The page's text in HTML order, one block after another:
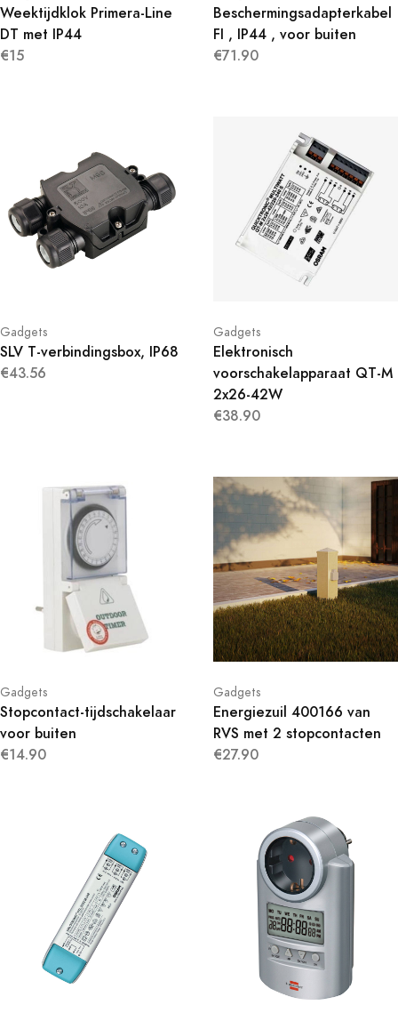
Weektijdklok Primera-Line
DT met IP44
€15
Beschermingsadapterkabel
FI , IP44 , voor buiten
€71.90
Gadgets
SLV T-verbindingsbox, IP68
€43.56
Gadgets
Elektronisch
voorschakelapparaat QT-M
2x26-42W
€38.90
Gadgets
Stopcontact-tijdschakelaar
voor buiten
€14.90
Gadgets
Energiezuil 400166 van
RVS met 2 stopcontacten
€27.90